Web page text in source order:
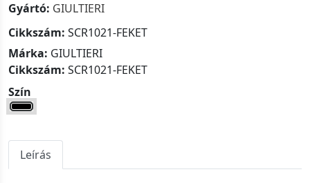
Gyártó: GIULTIERI
Cikkszám: SCR1021-FEKET
Márka: GIULTIERI
Cikkszám: SCR1021-FEKET
Szín
Leírás